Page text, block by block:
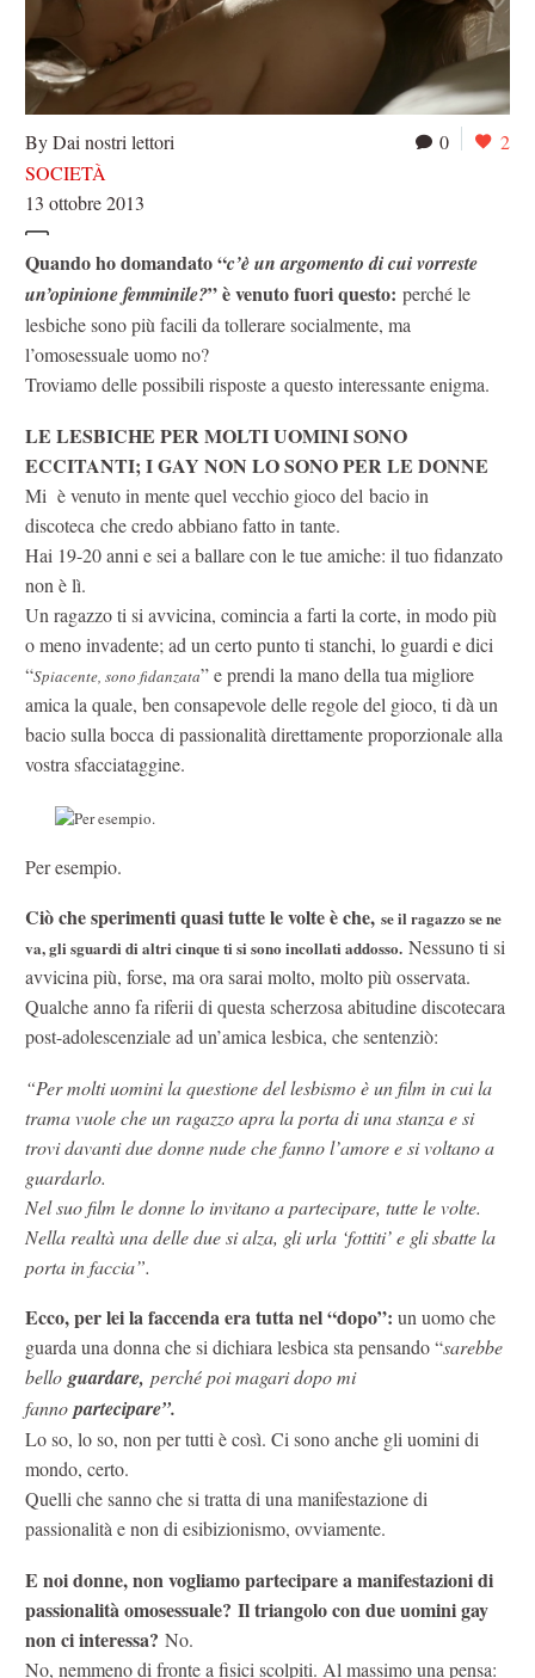
0 2
By Dai nostri lettori
SOCIETÀ
13 ottobre 2013
Quando ho domandato “c’è un argomento di cui vorreste
un’opinione femminile?” è venuto fuori questo: perché le
lesbiche sono più facili da tollerare socialmente, ma
l’omosessuale uomo no?
Troviamo delle possibili risposte a questo interessante enigma.
LE LESBICHE PER MOLTI UOMINI SONO
ECCITANTI; I GAY NON LO SONO PER LE DONNE
Mi è venuto in mente quel vecchio gioco del bacio in
discoteca che credo abbiano fatto in tante.
Hai 19-20 anni e sei a ballare con le tue amiche: il tuo fidanzato
non è lì.
Un ragazzo ti si avvicina, comincia a farti la corte, in modo più
o meno invadente; ad un certo punto ti stanchi, lo guardi e dici
“Spiacente, sono fidanzata” eprendi la mano della tua migliore
amica la quale, ben consapevole delle regole del gioco, ti dà un
bacio sulla bocca di passionalità direttamente proporzionale alla
vostra sfacciataggine.
Per esempio.
Ciò che sperimenti quasi tutte le volte è che, se il ragazzo se ne
va, gli sguardi di altri cinque ti si sono incollati addosso. Nessuno ti si
avvicina più, forse, ma ora sarai molto, molto più osservata.
Qualche anno fa riferii di questa scherzosa abitudine discotecara
post-adolescenziale ad un’amica lesbica, che sentenziò:
“Per molti uomini la questione del lesbismo è un film in cui la
trama vuole che un ragazzo apra la porta di una stanza e si
trovi davanti due donne nude che fanno l’amore e si voltano a
guardarlo.
Nel suo film le donne lo invitano a partecipare, tutte le volte.
Nella realtà una delle due si alza, gli urla ‘fottiti’ e gli sbatte la
porta in faccia”.
Ecco, per lei la faccenda era tutta nel “dopo”: un uomo che
guarda una donna che si dichiara lesbica sta pensando “sarebbe
bello guardare, perché poi magari dopo mi
fannopartecipare”.
Lo so, lo so, non per tutti è così. Ci sono anche gli uomini di
mondo, certo.
Quelli che sanno che si tratta di una manifestazione di
passionalità e non di esibizionismo, ovviamente.
E noi donne, non vogliamo partecipare a manifestazioni di
passionalità omosessuale? Il triangolo con due uomini gay
non ci interessa? No.
No, nemmeno di fronte a fisici scolpiti. Al massimo una pensa: